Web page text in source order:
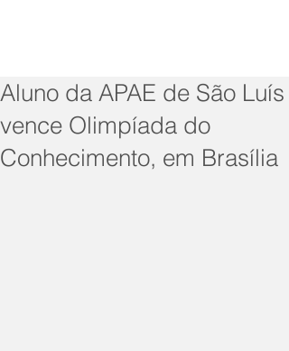
Aluno da APAE de São Luís
vence Olimpíada do
Conhecimento, em Brasília